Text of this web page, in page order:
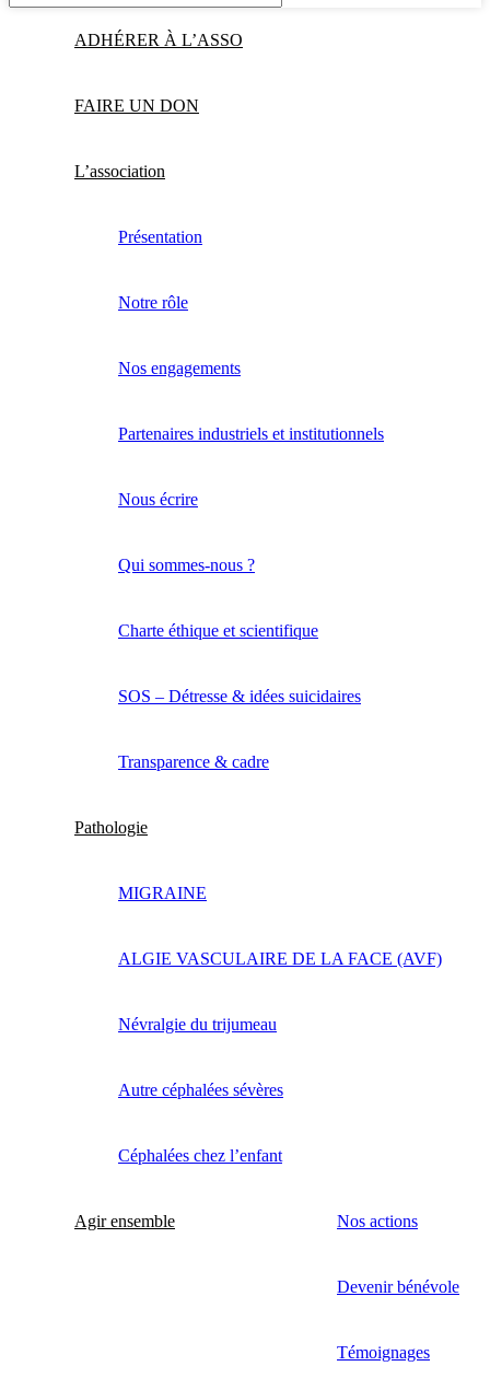
ADHÉRER À L’ASSO
FAIRE UN DON
L’association
Présentation
Notre rôle
Nos engagements
Partenaires industriels et institutionnels
Nous écrire
Qui sommes-nous ?
Charte éthique et scientifique
SOS – Détresse & idées suicidaires
Transparence & cadre
Pathologie
MIGRAINE
ALGIE VASCULAIRE DE LA FACE (AVF)
Névralgie du trijumeau
Autre céphalées sévères
Céphalées chez l’enfant
Agir ensemble Nos actions
Devenir bénévole
Témoignages